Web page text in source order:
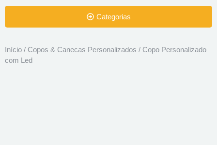
Categorias
Início / Copos & Canecas Personalizados / Copo Personalizado
com Led